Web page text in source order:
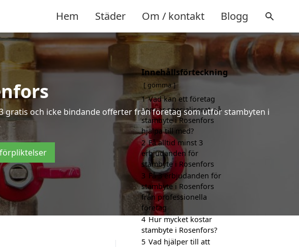
Hem Städer Om / kontakt Blogg
gratis och icke bindande offerter från företag som utför stambyten i
Innehållsförteckning
gömma
1 Vad kan ett företag
som är specialiserat på
stambyte i Rosenfors
hjälpa till med?
2 Få alltid minst 3
erbjudanden för
stambyte i Rosenfors
3 Få 3 erbjudanden för
stambyte i Rosenfors
från professionella
företag
4 Hur mycket kostar
stambyte i Rosenfors?
5 Vad hjälper till att